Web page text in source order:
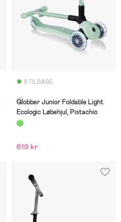
8 TILBAGE
(1)
Globber Junior Foldable Light
Ecologic Løbehjul, Pistachio
619 kr